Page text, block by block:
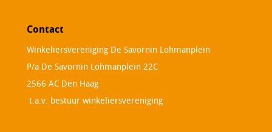
Contact
Winkeliersvereniging De Savornin Lohmanplein
P/a De Savornin Lohmanplein 22C
2566 AC Den Haag
t.a.v. bestuur winkeliersvereniging